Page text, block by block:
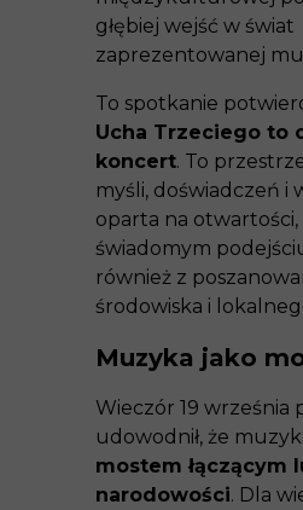
głębiej wejść w świat
zaprezentowanej
To spotkanie
Ucha Trzeciego to
koncert. To
myśli, doświadczeń i
oparta na otwartości,
świadomym
również z
środowiska i
Muzyka jako
Wieczór 19 września
udowodnił, że
mostem łączącym
narodowości. Dla